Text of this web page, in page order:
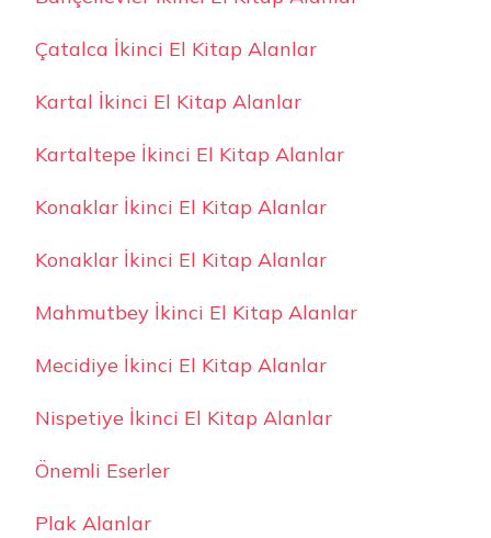
Çatalca İkinci El Kitap Alanlar
Kartal İkinci El Kitap Alanlar
Kartaltepe İkinci El Kitap Alanlar
Konaklar İkinci El Kitap Alanlar
Konaklar İkinci El Kitap Alanlar
Mahmutbey İkinci El Kitap Alanlar
Mecidiye İkinci El Kitap Alanlar
Nispetiye İkinci El Kitap Alanlar
Önemli Eserler
Plak Alanlar